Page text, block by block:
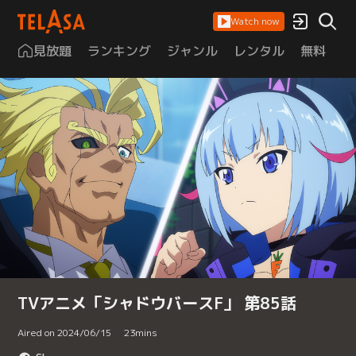
Watch now
見放題 ランキング ジャンル レンタル 無料
TVアニメ「シャドウバースF」 第85話
Aired on 2024/06/15 23mins